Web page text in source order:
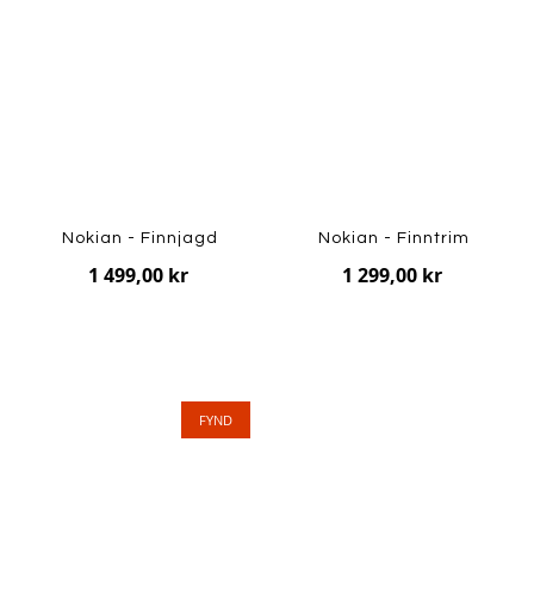
Nokian - Finnjagd
1 499,00 kr
Nokian - Finntrim
1 299,00 kr
FYND